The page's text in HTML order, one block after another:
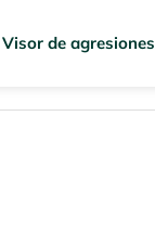
Visor de agresiones